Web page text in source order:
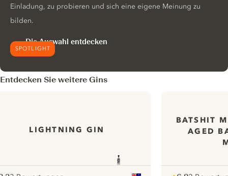
SPOTLIGHT
Einladung, zu probieren und sich eine eigene Meinung zu
bilden.
Die Auswahl entdecken
Entdecken Sie weitere Gins
LIGHTNING GIN
BATSHIT
AGED